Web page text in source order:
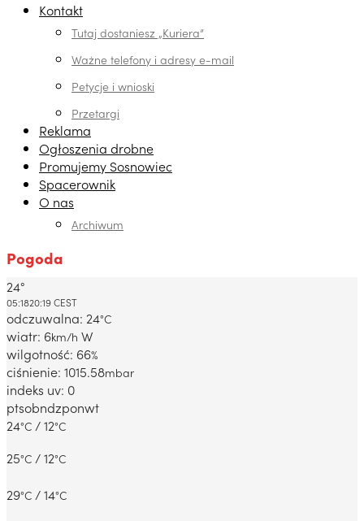
Kontakt
Tutaj dostaniesz „Kuriera”
Ważne telefony i adresy e-mail
Petycje i wnioski
Przetargi
Reklama
Ogłoszenia drobne
Promujemy Sosnowiec
Spacerownik
O nas
Archiwum
Pogoda
Dabrowa Gornicza, PL
24°
05:1820:19 CEST
odczuwalna: 24°C
wiatr: 6km/h W
wilgotność: 66%
ciśnienie: 1015.58mbar
indeks uv: 0
ptsobndzponwt
24°C / 12°C
25°C / 12°C
29°C / 14°C